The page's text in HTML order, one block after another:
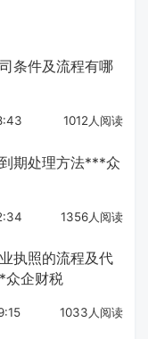
条件及流程有哪
1012人阅读
期处理方法***众
1356人阅读
执照的流程及代
众企财税
1033人阅读